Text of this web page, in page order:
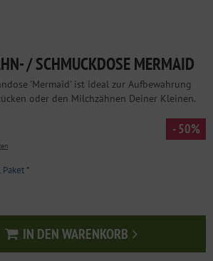
/ SCHMUCKDOSE MERMAID
'Mermaid' ist ideal zur Aufbewahrung
oder den Milchzähnen Deiner Kleinen.
- 50%
Paket*
IN DEN WARENKORB
In den Warenkorb